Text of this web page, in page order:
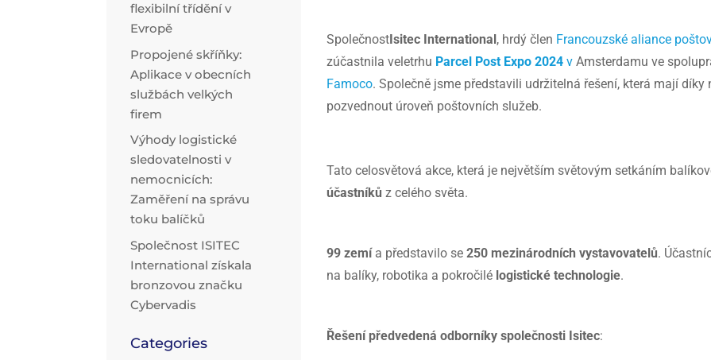
flexibilní třídění v
Evropě
Propojené skříňky:
Aplikace v obecních
službách velkých
firem
Výhody logistické
sledovatelnosti v
nemocnicích:
Zaměření na správu
toku balíčků
Společnost ISITEC
International získala
bronzovou značku
Cybervadis
Categories
Společnost Isitec International , hrdý člen Francouzské aliance
zúčastnila veletrhu Parcel Post Expo 2024 vAmsterdamu ve
Famoco. Společně jsme představili udržitelná řešení, která mají
pozvednout úroveň poštovních služeb.
Tato celosvětová akce, která je největším světovým setkáním
účastníků z celého světa.
99 zemía představilo se 250 mezinárodních vystavovatelů.
na balíky, robotika a pokročilé logistické technologie.
Řešení předvedená odborníky společnosti Isitec: